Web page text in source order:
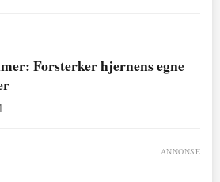
Forsterker hjernens egne
ANNONSE